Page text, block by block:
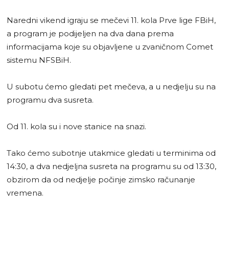
Naredni vikend igraju se mečevi 11. kola Prve lige FBiH,
a program je podijeljen na dva dana prema
informacijama koje su objavljene u zvaničnom Comet
sistemu NFSBiH.
U subotu ćemo gledati pet mečeva, a u nedjelju su na
programu dva susreta.
Od 11. kola su i nove stanice na snazi.
Tako ćemo subotnje utakmice gledati u terminima od
14:30, a dva nedjeljna susreta na programu su od 13:30,
obzirom da od nedjelje počinje zimsko računanje
vremena.